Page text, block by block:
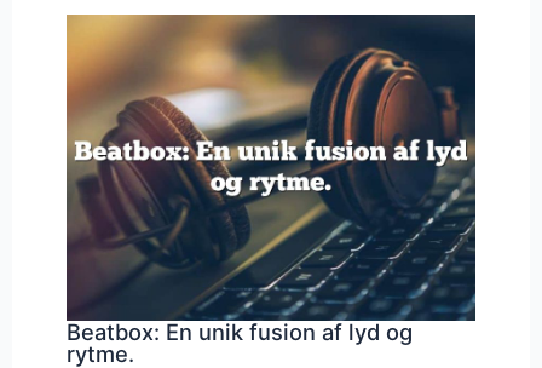
Beatbox: En unik fusion af lyd og
rytme.